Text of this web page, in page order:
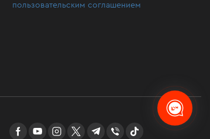
пользовательским соглашением
facebookyoutubeinstagramtwittertelegram
Viber TikTok